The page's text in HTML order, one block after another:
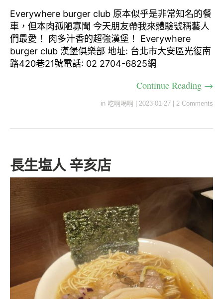
Everywhere burger club 原本似乎是非常知名的餐
車，但本肉孤陋寡聞 今天朋友帶我來體驗號稱藝人
們最愛！ 肉多汁香的超強漢堡！ Everywhere
burger club 漢堡俱樂部 地址: 台北市大安區光復南
路420巷21號電話: 02 2704-6825網
Continue Reading →
in 吃啊喝啊 2023-01-27 2 Comments
長生塩人 辛亥店